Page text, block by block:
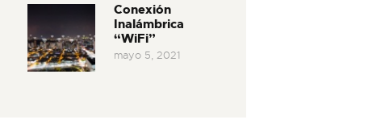
Conexión
Inalámbrica
“WiFi”
mayo 5, 2021